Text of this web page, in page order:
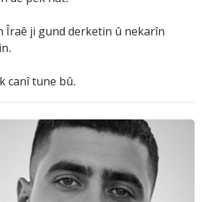
Îraê ji gund derketin û nekarîn
canî tune bû.